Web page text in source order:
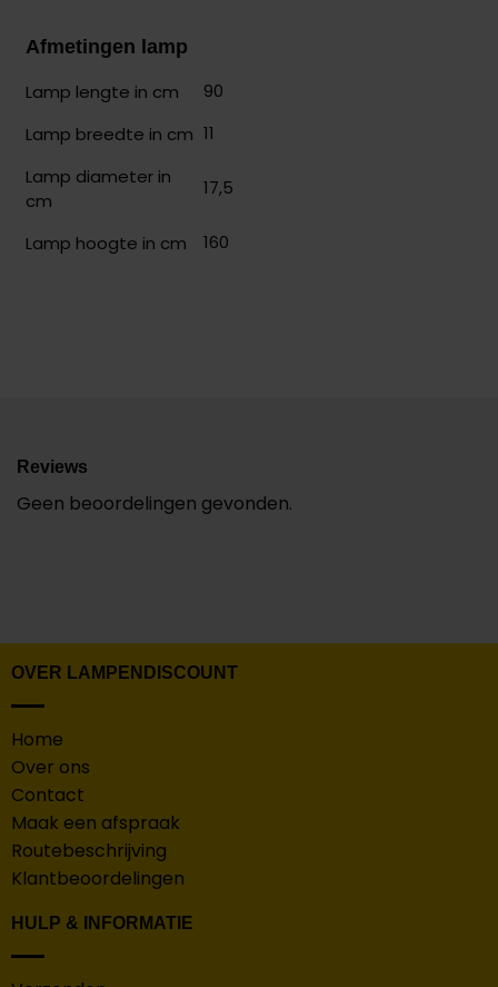
Afmetingen lamp
Lamp lengte in cm
90
Lamp breedte in cm 11
Lamp diameter in
cm
17,5
Lamp hoogte in cm 160
Reviews
Geen beoordelingen gevonden.
OVER LAMPENDISCOUNT
Home
Over ons
Contact
Maak een afspraak
Routebeschrijving
Klantbeoordelingen
HULP & INFORMATIE